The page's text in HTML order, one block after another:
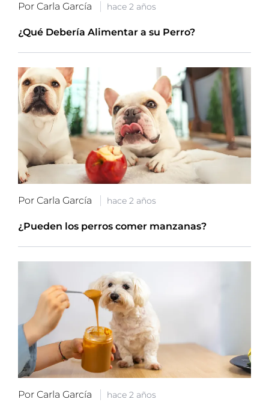
Por Carla García hace 2 años
¿Qué Debería Alimentar a su Perro?
Por Carla García hace 2 años
¿Pueden los perros comer manzanas?
Por Carla García hace 2 años